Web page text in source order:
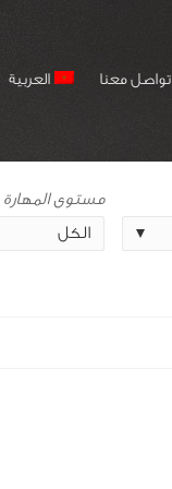
تواصل معنا العربية
مستوى المهارة